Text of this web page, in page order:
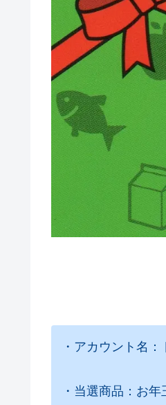
・アカウント名
・当選商品：お